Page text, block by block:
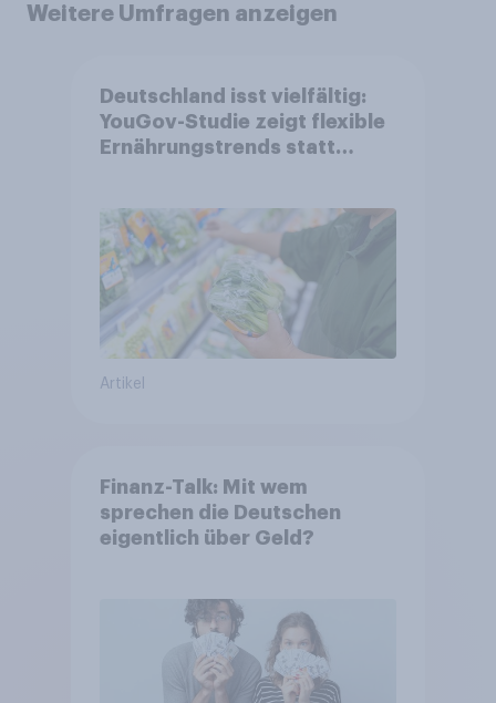
Weitere Umfragen anzeigen
Deutschland isst vielfältig:
YouGov-Studie zeigt flexible
Ernährungstrends statt
Artikel
Finanz-Talk: Mit wem
sprechen die Deutschen
eigentlich über Geld?